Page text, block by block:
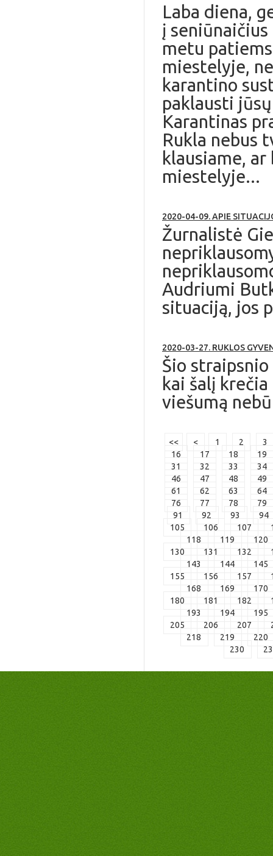
Laba diena,
į
metu
miestelyje,
karantino
paklausti
Karantinas
Rukla nebus
klausiame,
miestelyje...
2020-04-09. APIE
Žurnalistė
Audriumi
situaciją, jos
2020-03-27. RUKLOS
Šio
kai šalį
viešumą
<< < 1 2
3
16
17 18
19
31
32 33
34
46
47 48
49
61
62 63
64
76
77 78
79
91
92 93
94
105
106 107
118
119
120
130
131 132
143
144
145
155
156 157
168
169
170
180
181 182
193
194
195
205
206 207
218
219
220
230